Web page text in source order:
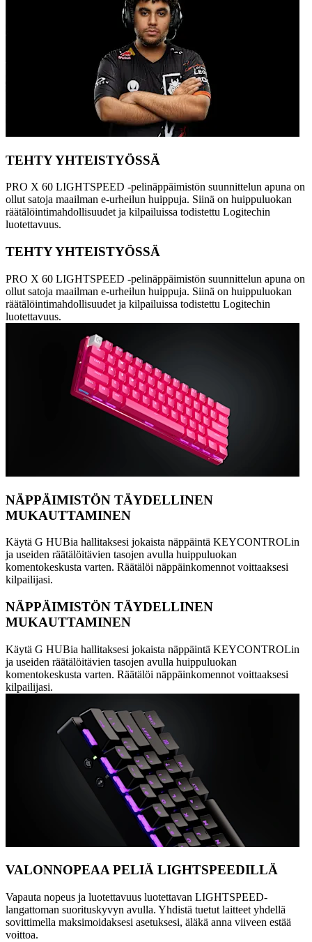
TEHTY YHTEISTYÖSSÄ
PRO X 60 LIGHTSPEED -pelinäppäimistön suunnittelun apuna on
ollut satoja maailman e-urheilun huippuja. Siinä on huippuluokan
räätälöintimahdollisuudet ja kilpailuissa todistettu Logitechin
luotettavuus.
TEHTY YHTEISTYÖSSÄ
PRO X 60 LIGHTSPEED -pelinäppäimistön suunnittelun apuna on
ollut satoja maailman e-urheilun huippuja. Siinä on huippuluokan
räätälöintimahdollisuudet ja kilpailuissa todistettu Logitechin
luotettavuus.
NÄPPÄIMISTÖN TÄYDELLINEN
MUKAUTTAMINEN
Käytä G HUBia hallitaksesi jokaista näppäintä KEYCONTROLin
ja useiden räätälöitävien tasojen avulla huippuluokan
komentokeskusta varten. Räätälöi näppäinkomennot voittaaksesi
kilpailijasi.
NÄPPÄIMISTÖN TÄYDELLINEN
MUKAUTTAMINEN
Käytä G HUBia hallitaksesi jokaista näppäintä KEYCONTROLin
ja useiden räätälöitävien tasojen avulla huippuluokan
komentokeskusta varten. Räätälöi näppäinkomennot voittaaksesi
kilpailijasi.
VALONNOPEAA PELIÄ LIGHTSPEEDILLÄ
Vapauta nopeus ja luotettavuus luotettavan LIGHTSPEED-
langattoman suorituskyvyn avulla. Yhdistä tuetut laitteet yhdellä
sovittimella maksimoidaksesi asetuksesi, äläkä anna viiveen estää
voittoa.